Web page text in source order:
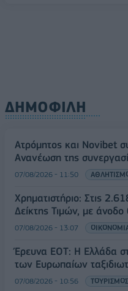
ΔΗΜΟΦΙΛΗ
Ατρόμητος και Novibet
Ανανέωση της
07/08/2026 - 11:50
Χρηματιστήριο: Στις
Δείκτης Τιμών, με
07/08/2026 - 13:07
Έρευνα ΕΟΤ: Η Ελλάδα
των Ευρωπαίων
07/08/2026 - 10:56 ΤΟΥΡΙΣΜΟΣ